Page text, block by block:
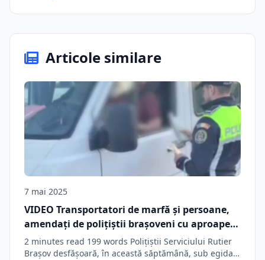
Articole similare
7 mai 2025
VIDEO Transportatori de marfă și persoane,
amendați de polițiștii brașoveni cu aproape
97.000 de lei. Agenții au reținut 5 permise de
conducere pentru consum de alcool
2 minutes read 199 words Polițiștii Serviciului Rutier
Brașov desfășoară, în această săptămână, sub egida…